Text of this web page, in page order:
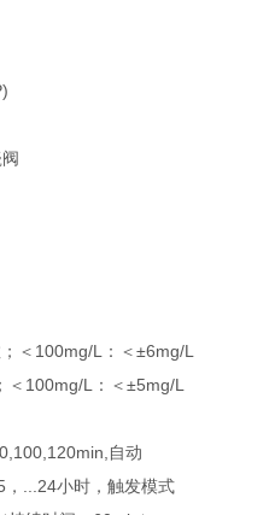
＜100mg/L：＜±6mg/L
＜100mg/L：＜±5mg/L
自动
...24小时，触发模式